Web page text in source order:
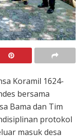
Koramil 1624-
bersama
Bama dan Tim
protokol
masuk desa